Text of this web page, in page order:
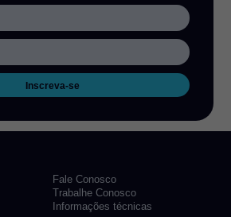
Inscreva-se
Fale Conosco
Trabalhe Conosco
Informações técnicas